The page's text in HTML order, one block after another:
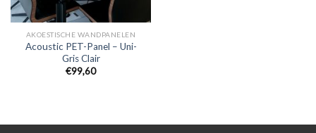
AKOESTISCHE WANDPANELEN
Acoustic PET-Panel – Uni-
Gris Clair
€99,60